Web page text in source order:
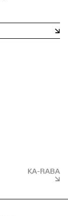
KA-RABA